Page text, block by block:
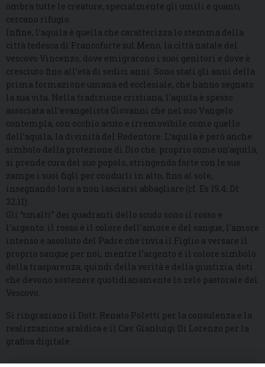
ombra tutte le creature, specialmente gli umili e quanti
cercano rifugio.
Infine, l’aquila è quella che caratterizza lo stemma della
città tedesca di Francoforte sul Meno, la città natale del
vescovo Vincenzo, dove emigrarono i suoi genitori e dove è
cresciuto fino all’età di sedici anni. Sono stati gli anni della
prima formazione umana ed ecclesiale, che hanno segnato
la sua vita. Nella tradizione cristiana, l’aquila è spesso
associata all’evangelista Giovanni che nel suo Vangelo
contempla, con occhio acuto e irremovibile come quello
dell’aquila, la divinità del Redentore. L’aquila è però anche
simbolo della protezione di Dio che, proprio come un’aquila,
si prende cura del suo popolo, stringendo forte con le sue
zampe i suoi figli per condurli in alto, fino al sole,
insegnando loro a non lasciarsi abbagliare (cf. Es 19,4; Dt
32,11).
Gli “smalti” dei quadranti dello scudo sono il rosso e
l’argento: il rosso è il colore dell’amore e del sangue, l’amore
intenso e assoluto del Padre che invia il Figlio a versare il
proprio sangue per noi, mentre l’argento è il colore simbolo
della trasparenza, quindi della verità e della giustizia, doti
che devono sostenere quotidianamente lo zelo pastorale del
Vescovo.
Si ringraziano il Dott. Renato Poletti per la consulenza e la
realizzazione araldica e il Cav. Gianluigi Di Lorenzo per la
grafica digitale.